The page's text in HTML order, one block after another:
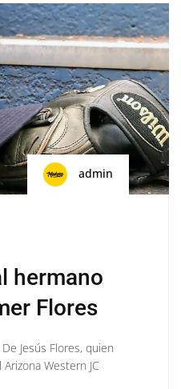
admin
hermano
Flores
Jesús Flores, quien
Western JC